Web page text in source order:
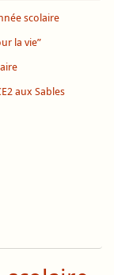
scolaire
la vie”
aux Sables